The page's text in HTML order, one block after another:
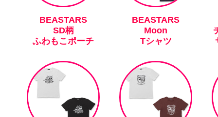
BEASTARS
SD柄
ふわもこポーチ
BEASTARS
Moon
Tシャツ